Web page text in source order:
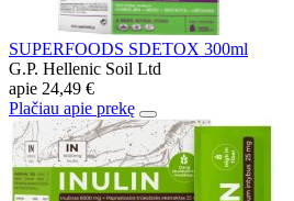
SUPERFOODS SDETOX 300ml
G.P. Hellenic Soil Ltd
apie 24,49 €
Plačiau apie prekę